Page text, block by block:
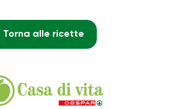
Torna alle ricette